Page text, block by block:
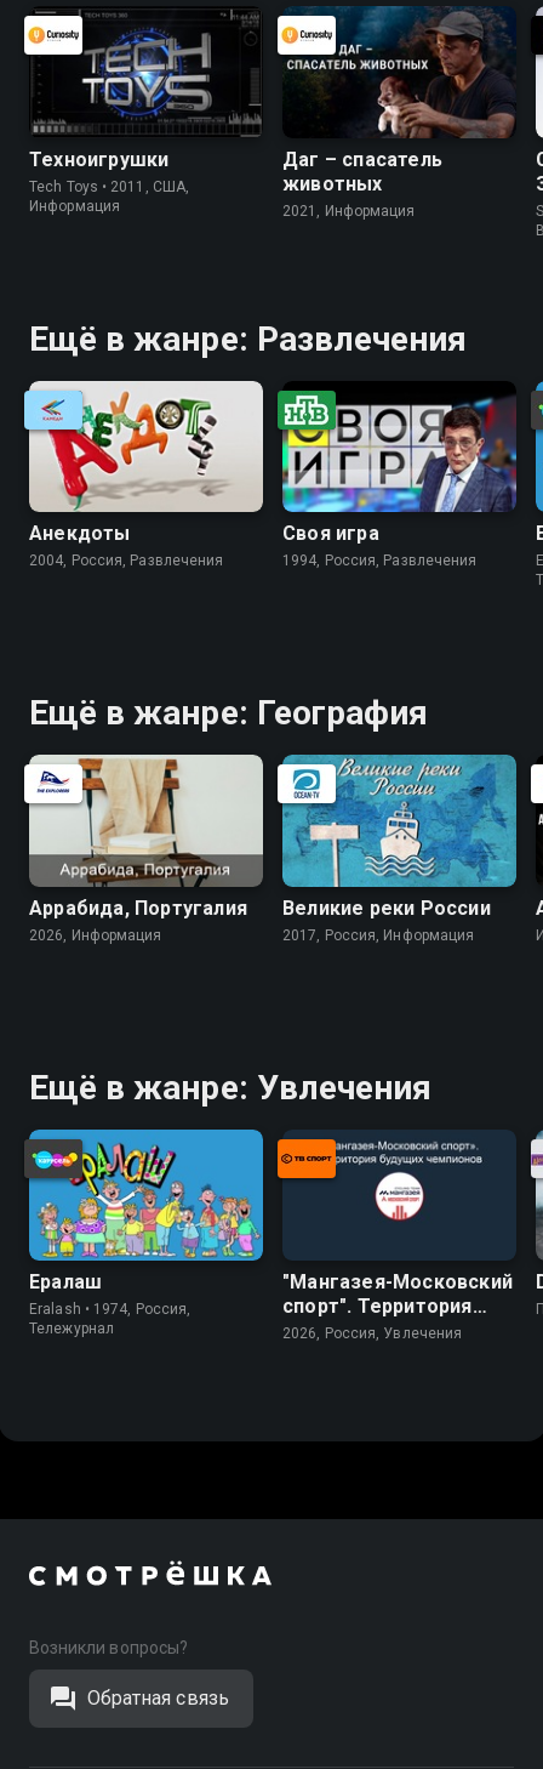
Техноигрушки
Tech Toys • 2011, США,
Информация
Даг – спасатель
животных
2021, Информация
Ещё в жанре: Развлечения
Анекдоты
2004, Россия, Развлечения
Своя игра
1994, Россия, Развлечения
Ещё в жанре: География
Аррабида, Португалия
2026, Информация
Великие реки России
2017, Россия, Информация
Ещё в жанре: Увлечения
Ералаш
Eralash • 1974, Россия,
Тележурнал
"Мангазея-Московский
спорт". Территория
будущих чемпионов
2026, Россия, Увлечения
Возникли вопросы?
Обратная связь